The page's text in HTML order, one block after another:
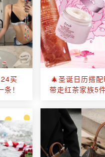
买
！
🎄圣诞日历搭
带走红茶家族5